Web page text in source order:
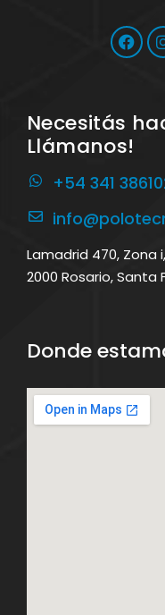
Necesitás
Llámanos!
+54 341
Lamadrid 470, Zona
2000 Rosario, Santa
Donde